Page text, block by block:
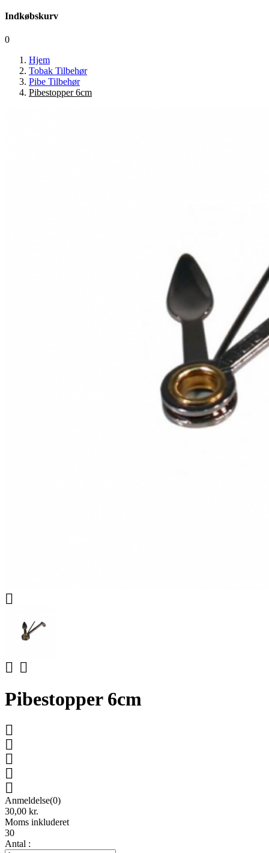
Indkøbskurv
0
Hjem
Tobak Tilbehør
Pibe Tilbehør
Pibestopper 6cm

 
Pibestopper 6cm





Anmeldelse(0)
30,00 kr.
Moms inkluderet
30
Antal :